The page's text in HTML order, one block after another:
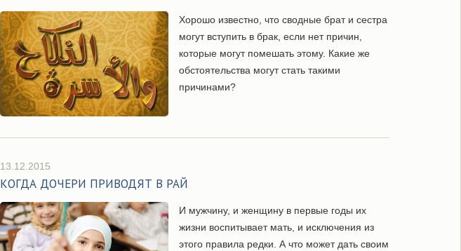
Хорошо известно, что сводные брат и сестра
могут вступить в брак, если нет причин,
которые могут помешать этому. Какие же
обстоятельства могут стать такими
причинами?
13.12.2015
КОГДА ДОЧЕРИ ПРИВОДЯТ В РАЙ
И мужчину, и женщину в первые годы их
жизни воспитывает мать, и исключения из
этого правила редки. А что может дать своим